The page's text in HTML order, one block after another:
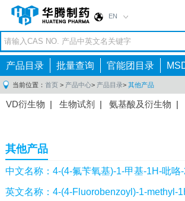
EN
产品目录 批量查询 官能团目录
当前位置： 首页 > 产品中心> 产品目录> 其他产品
VD衍生物 | 生物试剂 | 氨基酸及衍生物 |
间体|抗高血压药物中间体
感染药物中间体
体 |抗精神病药物中间体| 抗炎药物中间体
药中间体|其他原料药中间体|
其他产品
中文名称：4-(4-氟苄氧基)-1-甲基-1H-吡咯
英文名称：4-(4-Fluorobenzoyl)-1-methyl-